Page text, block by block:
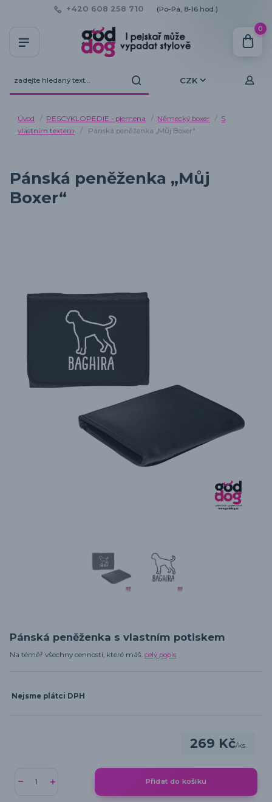
CZK
+420 608 258 710 (Po-Pá, 8-16 hod.)
0
Úvod PESCYKLOPEDIE - plemena Německý boxer
S
vlastním textem
Pánská peněženka „Můj Boxer“
Pánská peněženka „Můj
Boxer“
Pánská peněženka s vlastním potiskem
Na téměř všechny cennosti, které máš. celý popis
Nejsme plátci DPH
269 Kč/ks
Přidat do košíku